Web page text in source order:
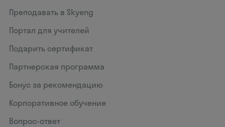
Преподавать в Skyeng
Портал для учителей
Подарить сертификат
Партнерская программа
Бонус за рекомендацию
Корпоративное обучение
Вопрос-ответ